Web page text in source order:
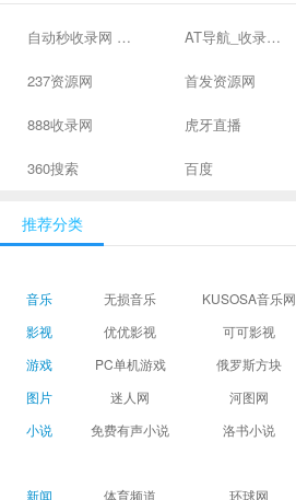
自动秒收录网 - 自动秒收录-网站收录-收录网站-网址收录-秒收录 AT导航_收录网_免费收录网站_自动收录网_秒收录
237资源网 首发资源网
888收录网 虎牙直播
360搜索 百度
推荐分类
音乐 无损音乐 KUSOSA音乐网
影视
优优影视 可可影视
游戏
PC单机游戏 俄罗斯方块
图片
迷人网 河图网
小说
免费有声小说 洛书小说
新闻 体育频道 环球网